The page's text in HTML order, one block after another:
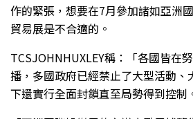
作的緊張，想要在7月參加諸如亞洲
貿易展是不合適的。
TCSJOHNHUXLEY稱：「各國皆在
播，多國政府已經禁止了大型活動、
下還實行全面封鎖直至局勢得到控制